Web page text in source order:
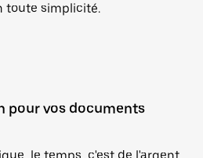
toute simplicité.
pour vos documents